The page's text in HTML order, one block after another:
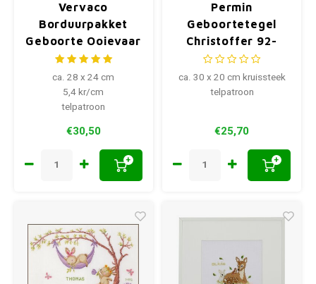
Vervaco
Borduurpakket
Geboorte Ooievaar
0011996
ca. 28 x 24 cm
5,4 kr/cm
telpatroon
€30,50
+
Permin
Geboortetegel
Christoffer 92-
3323
ca. 30 x 20 cm kruissteek
telpatroon
€25,70
+